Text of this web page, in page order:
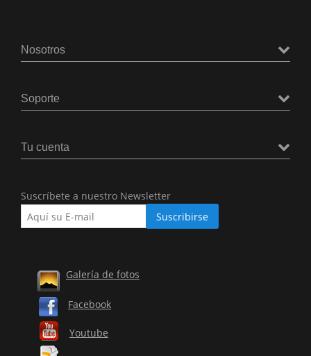
Nosotros
Soporte
Tu cuenta
Suscríbete a nuestro Newsletter
Galería de fotos
Facebook
Youtube